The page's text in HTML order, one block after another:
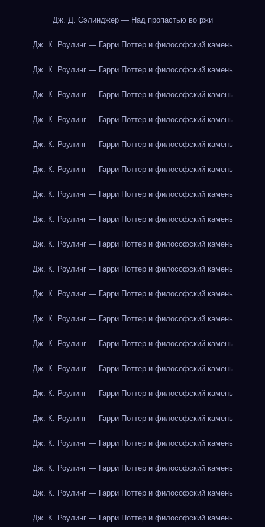
Дж. Д. Сэлинджер — Над пропастью во ржи
Дж. К. Роулинг — Гарри Поттер и философский камень
Дж. К. Роулинг — Гарри Поттер и философский камень
Дж. К. Роулинг — Гарри Поттер и философский камень
Дж. К. Роулинг — Гарри Поттер и философский камень
Дж. К. Роулинг — Гарри Поттер и философский камень
Дж. К. Роулинг — Гарри Поттер и философский камень
Дж. К. Роулинг — Гарри Поттер и философский камень
Дж. К. Роулинг — Гарри Поттер и философский камень
Дж. К. Роулинг — Гарри Поттер и философский камень
Дж. К. Роулинг — Гарри Поттер и философский камень
Дж. К. Роулинг — Гарри Поттер и философский камень
Дж. К. Роулинг — Гарри Поттер и философский камень
Дж. К. Роулинг — Гарри Поттер и философский камень
Дж. К. Роулинг — Гарри Поттер и философский камень
Дж. К. Роулинг — Гарри Поттер и философский камень
Дж. К. Роулинг — Гарри Поттер и философский камень
Дж. К. Роулинг — Гарри Поттер и философский камень
Дж. К. Роулинг — Гарри Поттер и философский камень
Дж. К. Роулинг — Гарри Поттер и философский камень
Дж. К. Роулинг — Гарри Поттер и философский камень